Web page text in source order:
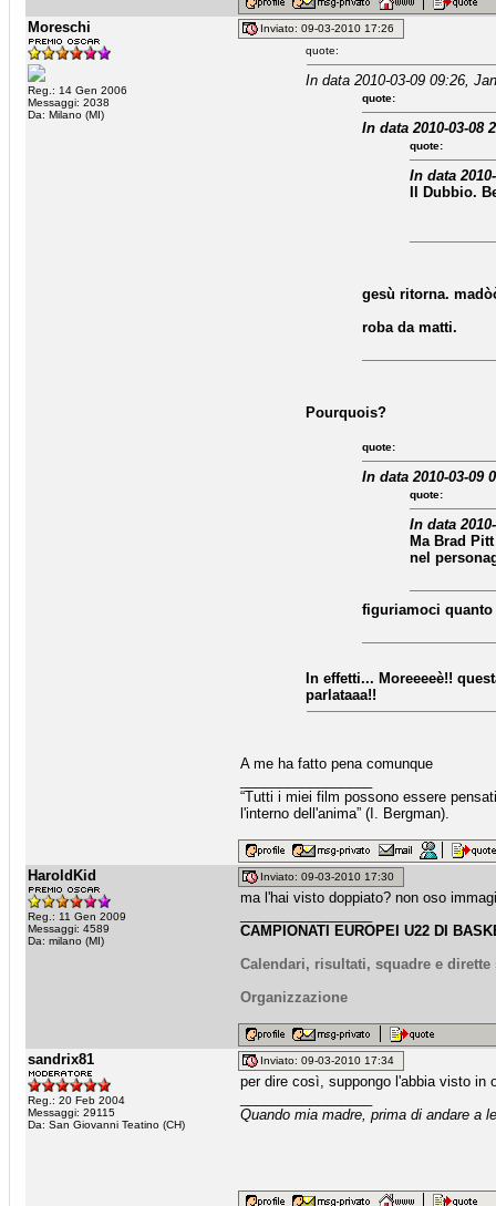
Moreschi
Reg.: 14 Gen 2006
Messaggi: 2038
Da: Milano (MI)
Inviato: 09-03-2010 17:26
quote:
In data 2010-03-09 09:26,
quote:
In data 2010-03-08
quote:
In data
Il Dubbio.
gesù ritorna.
roba da matti.
Pourquois?
quote:
In data 2010-03-09
quote:
In data
Ma Brad
nel
figuriamoci
In effetti... Moreeeeè!!
parlataaa!!
A me ha fatto pena comunque
“Tutti i miei film possono essere
l'interno dell'anima” (I. Bergman).
HaroldKid
Reg.: 11 Gen 2009
Messaggi: 4589
Da: milano (MI)
Inviato: 09-03-2010 17:30
ma l'hai visto doppiato? non oso
CAMPIONATI EUROPEI U22 DI
Calendari, risultati, squadre e dirette
Organizzazione
sandrix81
Reg.: 20 Feb 2004
Messaggi: 29115
Da: San Giovanni Teatino (CH)
Inviato: 09-03-2010 17:34
per dire così, suppongo l'abbia visto in
Quando mia madre, prima di andare a